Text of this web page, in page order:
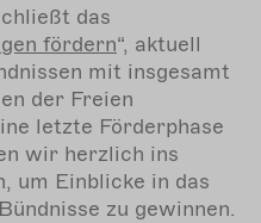
das
fördern“, aktuell
mit insgesamt
der Freien
letzte Förderphase
wir herzlich ins
um Einblicke in das
zu gewinnen.